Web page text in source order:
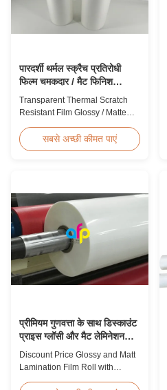
पारदर्शी थर्मल स्क्रैच प्रतिरोधी
फिल्म चमकदार / मैट फिनिश
लैमिनेटिंग फिल्म एसजीएस अनुमोदन
Transparent Thermal Scratch
Resistant Film Glossy / Matte
Approval Price Offer Glossy and
Matte Scratch Resistant Thermal
Lamination Film China Supplier
Material BOPP + EVA Roll ...
सबसे अच्छी कीमत पाएं
प्रीमियम गुणवत्ता के साथ डिस्काउंट
प्राइस ग्लॉसी और मैट लेमिनेशन
फिल्म रोल
Discount Price Glossy and Matt
Lamination Film Roll with